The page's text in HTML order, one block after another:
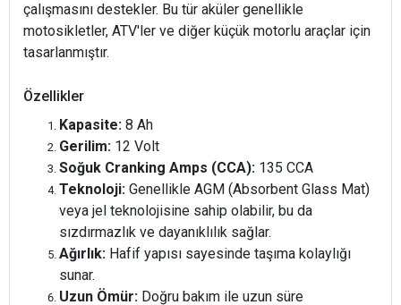
çalışmasını destekler. Bu tür aküler genellikle
motosikletler, ATV'ler ve diğer küçük motorlu araçlar için
tasarlanmıştır.
Özellikler
Kapasite: 8 Ah
Gerilim: 12 Volt
Soğuk Cranking Amps (CCA): 135 CCA
Teknoloji: Genellikle AGM (Absorbent Glass Mat)
veya jel teknolojisine sahip olabilir, bu da
sızdırmazlık ve dayanıklılık sağlar.
Ağırlık: Hafif yapısı sayesinde taşıma kolaylığı
sunar.
Uzun Ömür: Doğru bakım ile uzun süre